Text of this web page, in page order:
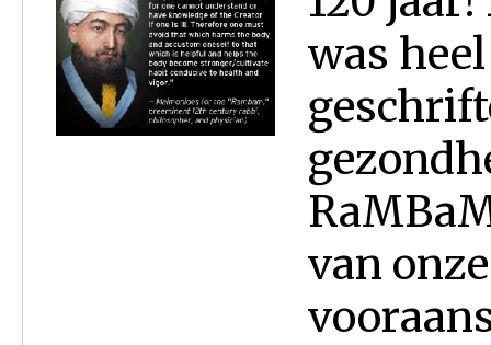
was
van